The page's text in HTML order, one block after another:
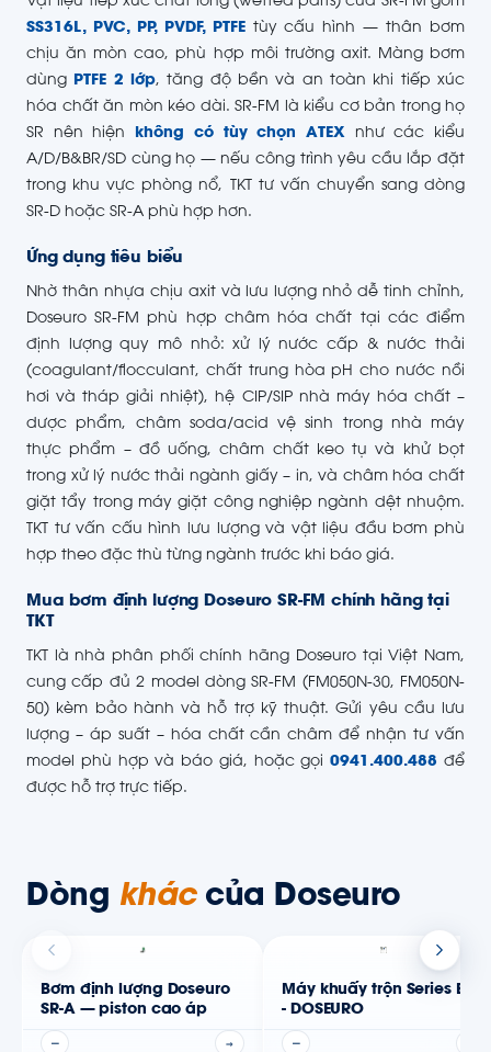
SS316L, PVC, PP, PVDF, PTFEtùy cấu hình — thân bơm
chịu ăn mòn cao, phù hợp môi trường axit. Màng bơm
dùng PTFE 2 lớp, tăng độ bền và an toàn khi tiếp xúc
hóa chất ăn mòn kéo dài. SR-FM là kiểu cơ bản trong họ
SR nên hiện không có tùy chọn ATEXnhư các kiểu
A/D/B&BR/SD cùng họ — nếu công trình yêu cầu lắp đặt
trong khu vực phòng nổ, TKT tư vấn chuyển sang dòng
SR-D hoặc SR-A phù hợp hơn.
Ứng dụng tiêu biểu
Nhờ thân nhựa chịu axit và lưu lượng nhỏ dễ tinh chỉnh,
Doseuro SR-FM phù hợp châm hóa chất tại các điểm
định lượng quy mô nhỏ: xử lý nước cấp & nước thải
(coagulant/flocculant, chất trung hòa pH cho nước nồi
hơi và tháp giải nhiệt), hệ CIP/SIP nhà máy hóa chất –
dược phẩm, châm soda/acid vệ sinh trong nhà máy
thực phẩm – đồ uống, châm chất keo tụ và khử bọt
trong xử lý nước thải ngành giấy – in, và châm hóa chất
giặt tẩy trong máy giặt công nghiệp ngành dệt nhuộm.
TKT tư vấn cấu hình lưu lượng và vật liệu đầu bơm phù
hợp theo đặc thù từng ngành trước khi báo giá.
Mua bơm định lượng Doseuro SR-FM chính hãng tại
TKT
TKT là nhà phân phối chính hãng Doseuro tại Việt Nam,
cung cấp đủ 2 model dòng SR-FM (FM050N-30, FM050N-
50) kèm bảo hành và hỗ trợ kỹ thuật. Gửi yêu cầu lưu
lượng – áp suất – hóa chất cần châm để nhận tư vấn
model phù hợp và báo giá, hoặc gọi0941.400.488 để
được hỗ trợ trực tiếp.
Dòng kháccủa Doseuro
Bơm định lượng Doseuro
SR-A — piston cao áp
— →
Máy khuấy trộn Series EM
- DOSEURO
—